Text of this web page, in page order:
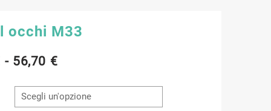
occhi M33
- 56,70 €Fascia
di